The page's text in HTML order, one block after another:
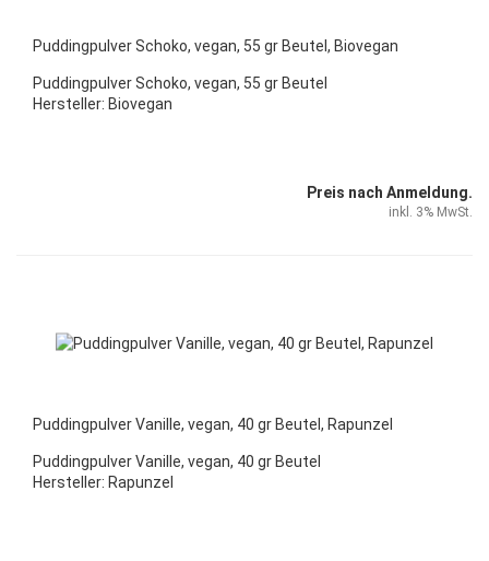
Puddingpulver Schoko, vegan, 55 gr Beutel, Biovegan
Puddingpulver Schoko, vegan, 55 gr Beutel
Hersteller: Biovegan
Preis nach Anmeldung.
inkl. 3% MwSt.
Puddingpulver Vanille, vegan, 40 gr Beutel, Rapunzel
Puddingpulver Vanille, vegan, 40 gr Beutel
Hersteller: Rapunzel